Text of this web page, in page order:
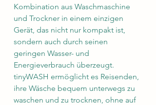
Kombination aus Waschmaschine
und Trockner in einem einzigen
Gerät, das nicht nur kompakt ist,
sondern auch durch seinen
geringen Wasser- und
Energieverbrauch überzeugt.
tinyWASH ermöglicht es Reisenden,
ihre Wäsche bequem unterwegs zu
waschen und zu trocknen, ohne auf